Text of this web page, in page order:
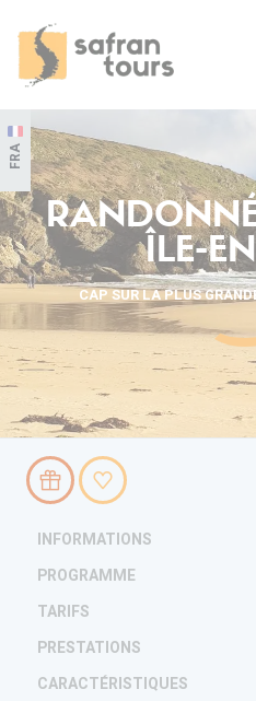
FRA
ÎLE-
CAP SUR LA PLUS
INFORMATIONS
PROGRAMME
TARIFS
PRESTATIONS
CARACTÉRISTIQUES